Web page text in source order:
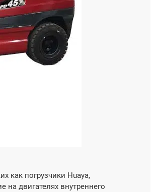
как погрузчики Huaya,
двигателях внутреннего
 Узнать больше